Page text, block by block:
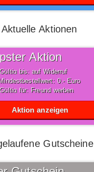
Aktuelle Aktionen
Aktion
Gültig bis: auf Widerruf
Mindestbestellwert: 0,- Euro
Gültig für: Freund werben
Aktion anzeigen
Gutscheine